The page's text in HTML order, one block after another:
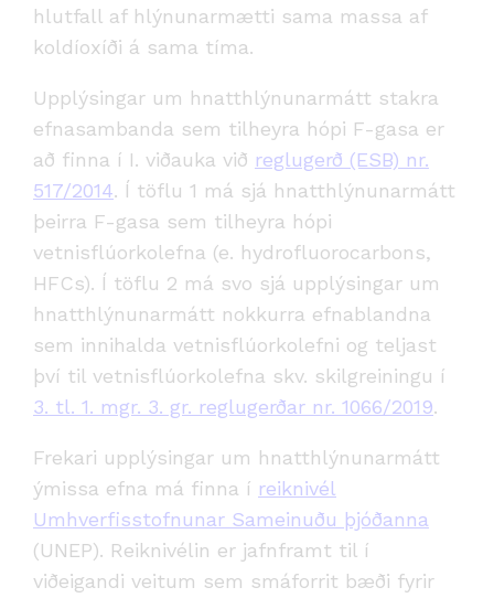
hlutfall af hlýnunarmætti sama massa af
koldíoxíði á sama tíma.
Upplýsingar um hnatthlýnunarmátt stakra
efnasambanda sem tilheyra hópi F-gasa er
að finna í I. viðauka við reglugerð (ESB) nr.
517/2014. Í töflu 1 má sjá hnatthlýnunarmátt
þeirra F-gasa sem tilheyra hópi
vetnisflúorkolefna (e. hydrofluorocarbons,
HFCs). Í töflu 2 má svo sjá upplýsingar um
hnatthlýnunarmátt nokkurra efnablandna
sem innihalda vetnisflúorkolefni og teljast
því til vetnisflúorkolefna skv. skilgreiningu í
3. tl. 1. mgr. 3. gr. reglugerðar nr. 1066/2019.
Frekari upplýsingar um hnatthlýnunarmátt
ýmissa efna má finna í reiknivél
Umhverfisstofnunar Sameinuðu þjóðanna
(UNEP). Reiknivélin er jafnframt til í
viðeigandi veitum sem smáforrit bæði fyrir